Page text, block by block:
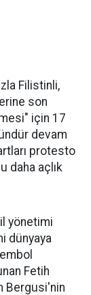
Filistinli,
son
için 17
devam
protesto
daha açlık
yönetimi
dünyaya
Fetih
Bergusi'nin